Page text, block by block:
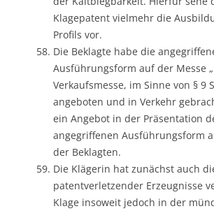
Klagepatent vielmehr die
Profils vor.
Die Beklagte habe die
Ausführungsform auf der Messe
Verkaufsmesse, im Sinne von § 9
angeboten und in Verkehr
ein Angebot in der Präsentation
angegriffenen Ausführungsform
der Beklagten.
Die Klägerin hat zunächst auch
patentverletzender Erzeugnisse
Klage insoweit jedoch in der